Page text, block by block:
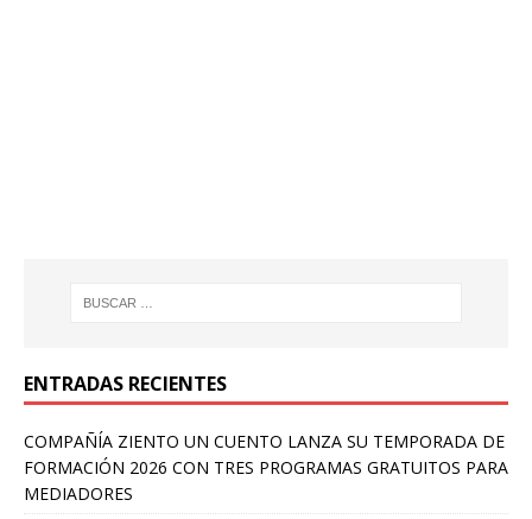
ENTRADAS RECIENTES
COMPAÑÍA ZIENTO UN CUENTO LANZA SU TEMPORADA DE
FORMACIÓN 2026 CON TRES PROGRAMAS GRATUITOS PARA
MEDIADORES